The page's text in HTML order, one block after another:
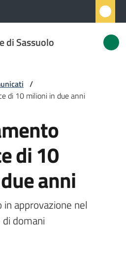
di Sassuolo
/
di 10 milioni in due anni
di 10
anni
approvazione nel
domani